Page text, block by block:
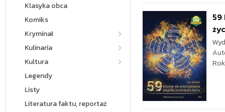
Klasyka obca
Komiks
Kryminał
Kulinaria
Kultura
Legendy
Listy
Literatura faktu, reportaż
59